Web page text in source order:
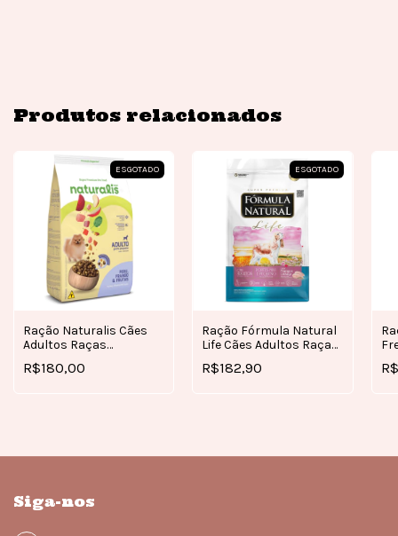
Produtos relacionados
ESGOTADO
Ração Naturalis Cães
Adultos Raças
Pequenas Frango, Peru
e Frutas 10,1KG
R$180,00
ESGOTADO
Ração Fórmula Natural
Life Cães Adultos Raças
Mini e Pequenas 7kg
R$182,90
Siga-nos